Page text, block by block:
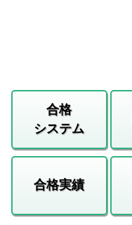
合格
システム
合格実績